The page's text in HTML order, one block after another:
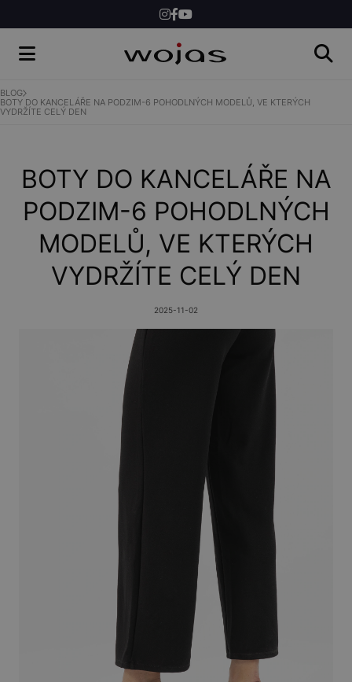
SHOP
BLOG
BOTY DO KANCELÁŘE NA PODZIM-6 POHODLNÝCH MODELŮ, VE KTERÝCH
VYDRŽÍTE CELÝ DEN
BOTY DO KANCELÁŘE NA
PODZIM-6 POHODLNÝCH
MODELŮ, VE KTERÝCH
VYDRŽÍTE CELÝ DEN
2025-11-02